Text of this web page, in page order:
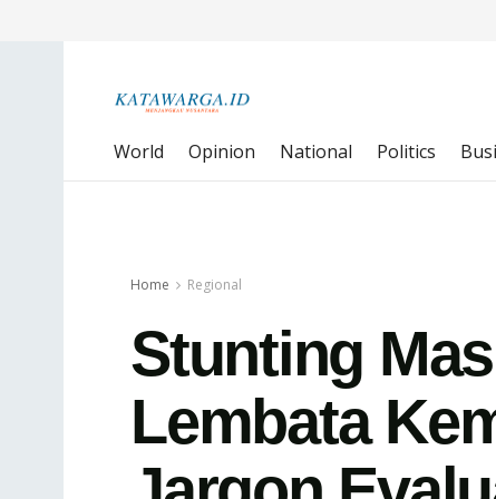
World Opinion National Politics
Home Regional
Stunting
Lembata